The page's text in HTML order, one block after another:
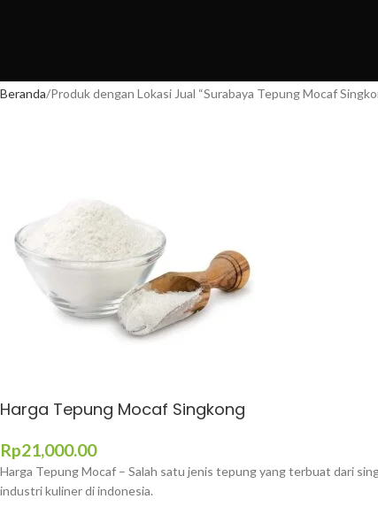
Beranda Produk dengan Lokasi Jual “Surabaya Tepung Mocaf
Harga Tepung Mocaf Singkong
Rp21,000.00
Harga Tepung Mocaf – Salah satu jenis tepung yang terbuat dari
industri kuliner di indonesia.